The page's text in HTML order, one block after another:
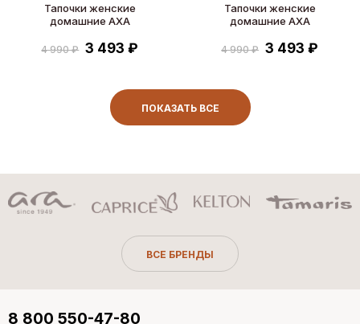
Тапочки женские
домашние AXA
4 990 ₽ 3 493 ₽
Тапочки женские
домашние AXA
4 990 ₽ 3 493 ₽
ПОКАЗАТЬ ВСЕ
ВСЕ БРЕНДЫ
8 800 550-47-80